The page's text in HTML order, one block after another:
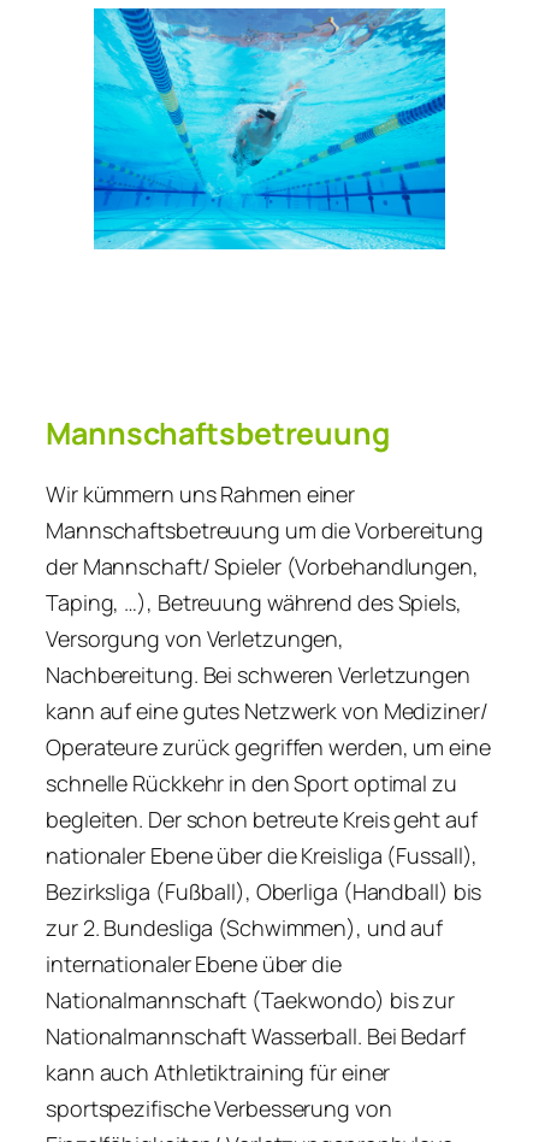
Mannschaftsbetreuung
Wir kümmern uns Rahmen einer
Mannschaftsbetreuung um die Vorbereitung
der Mannschaft/ Spieler (Vorbehandlungen,
Taping, …), Betreuung während des Spiels,
Versorgung von Verletzungen,
Nachbereitung. Bei schweren Verletzungen
kann auf eine gutes Netzwerk von Mediziner/
Operateure zurück gegriffen werden, um eine
schnelle Rückkehr in den Sport optimal zu
begleiten. Der schon betreute Kreis geht auf
nationaler Ebene über die Kreisliga (Fussall),
Bezirksliga (Fußball), Oberliga (Handball) bis
zur 2. Bundesliga (Schwimmen), und auf
internationaler Ebene über die
Nationalmannschaft (Taekwondo) bis zur
Nationalmannschaft Wasserball. Bei Bedarf
kann auch Athletiktraining für einer
sportspezifische Verbesserung von